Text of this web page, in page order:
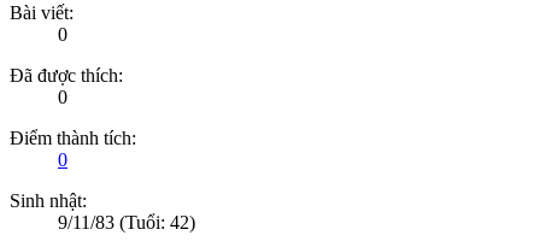
Bài viết:
0
Đã được thích:
0
Điểm thành tích:
0
Sinh nhật:
9/11/83 (Tuổi: 42)